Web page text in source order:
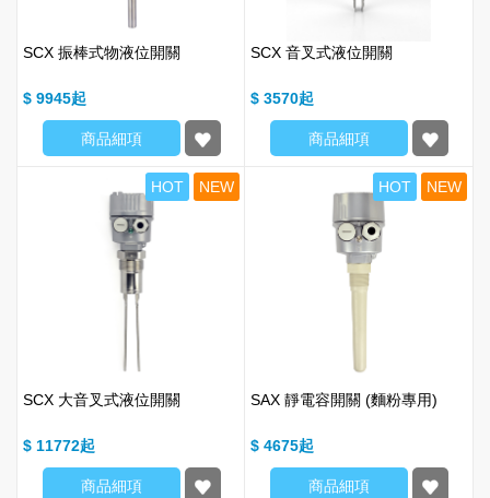
SCX 振棒式物液位開關
$ 9945
商品細項
SCX 音叉式液位開關
$ 3570
商品細項
HOT NEW
SCX 大音叉式液位開關
$ 11772
商品細項
HOT NEW
SAX 靜電容開關 (麵粉專用)
$ 4675
商品細項